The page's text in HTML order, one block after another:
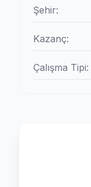
Şehir:
Kazanç:
Çalışma Tipi: